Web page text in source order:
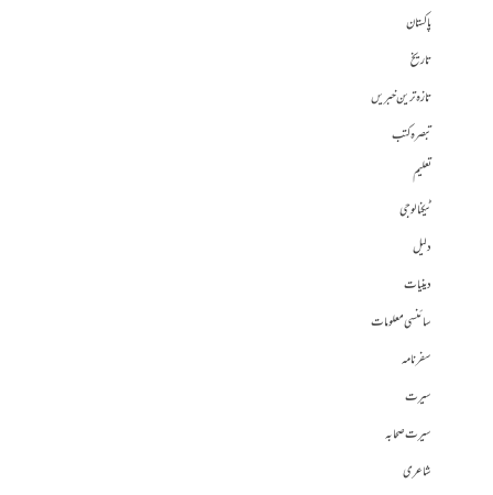
پاکستان
تاریخ
تازہ ترین خبریں
تبصرہ کتب
تعلیم
ٹیکنالوجی
دلیل
دینیات
سائنسی معلومات
سفرنامہ
سیرت
سیرت صحابہ
شاعری